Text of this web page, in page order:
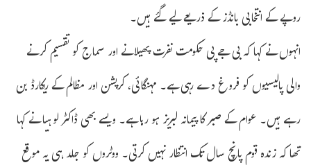
روپے کے انتخابی بانڈز کے ذریعے لیے گئے ہیں۔
انہوں نے کہا کہ بی جے پی حکومت نفرت پھیلانے اور سماج کو تقسیم کرنے
والی پالیسیوں کو فروغ دے رہی ہے۔ مہنگائی، کرپشن اور مظالم کے ریکارڈ بن
رہے ہیں۔ عوام کے صبر کا پیمانہ لبریز ہو رہا ہے۔ ویسے بھی ڈاکٹر لوہیا نے کہا
تھا کہ زندہ قوم پانچ سال تک انتظار نہیں کرتی۔ ووٹروں کو جلد ہی یہ موقع